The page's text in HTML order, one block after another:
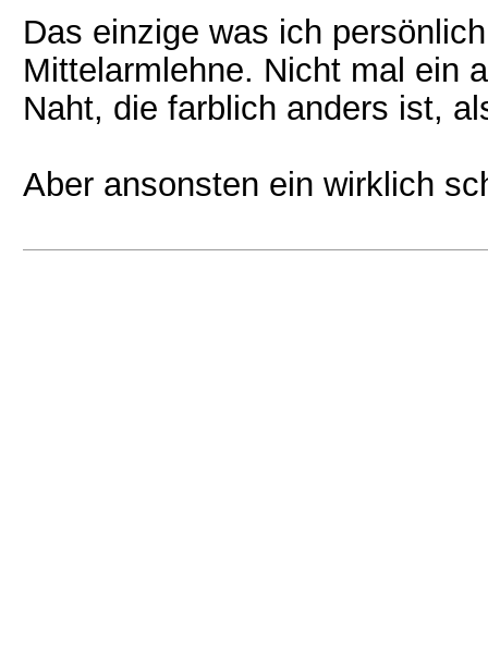
Das einzige was ich
Mittelarmlehne. Nicht mal ein
Naht, die farblich anders ist,
Aber ansonsten ein wirklich